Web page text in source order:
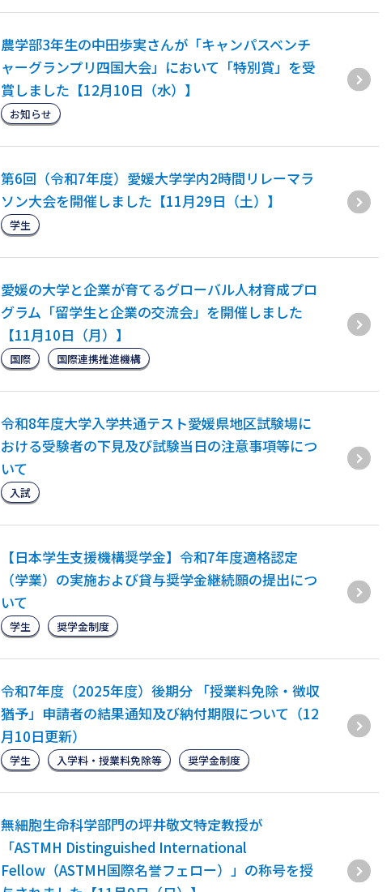
農学部3年生の中田歩実さんが「キャンパスベンチ
ャーグランプリ四国大会」において「特別賞」を受
賞しました【12月10日（水）】
お知らせ
第6回（令和7年度）愛媛大学学内2時間リレーマラ
ソン大会を開催しました【11月29日（土）】
学生
愛媛の大学と企業が育てるグローバル人材育成プロ
グラム「留学生と企業の交流会」を開催しました
【11月10日（月）】
国際 国際連携推進機構
令和8年度大学入学共通テスト愛媛県地区試験場に
おける受験者の下見及び試験当日の注意事項等につ
いて
入試
【日本学生支援機構奨学金】令和7年度適格認定
（学業）の実施および貸与奨学金継続願の提出につ
いて
学生 奨学金制度
令和7年度（2025年度）後期分 「授業料免除・徴収
猶予」申請者の結果通知及び納付期限について（12
月10日更新）
学生 入学料・授業料免除等 奨学金制度
無細胞生命科学部門の坪井敬文特定教授が
「ASTMH Distinguished International
Fellow（ASTMH国際名誉フェロー）」の称号を授